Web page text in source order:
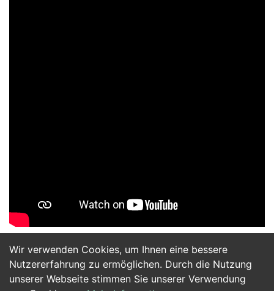
Wir verwenden Cookies, um Ihnen eine bessere
Nutzererfahrung zu ermöglichen. Durch die Nutzung
unserer Webseite stimmen Sie unserer Verwendung
Jetzt Bewerben